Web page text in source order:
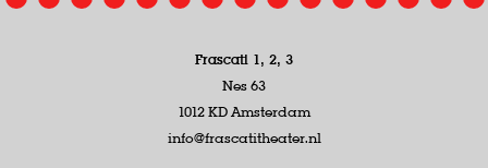
Frascati 1, 2, 3
Nes 63
1012 KD Amsterdam
info@frascatitheater.nl